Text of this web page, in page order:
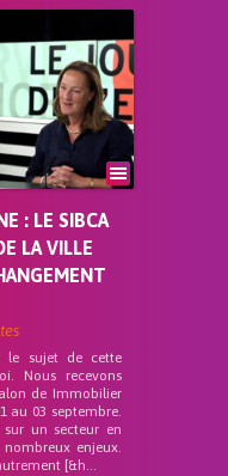
: LE SIBCA
LA VILLE
le sujet de cette
Nous recevons
de Immobilier
au 03 septembre.
un secteur en
enjeux.
[&h...